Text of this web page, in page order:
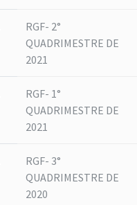
RGF- 2°
QUADRIMESTRE DE
2021
RGF- 1°
QUADRIMESTRE DE
2021
RGF- 3°
QUADRIMESTRE DE
2020